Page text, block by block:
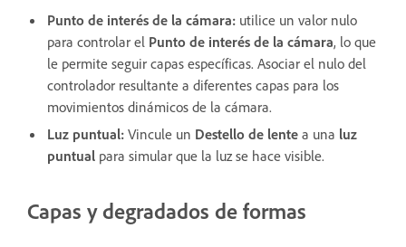
Punto de interés de la cámara: utilice un valor nulo
para controlar el Punto de interés de la cámara, lo que
le permite seguir capas específicas. Asociar el nulo del
controlador resultante a diferentes capas para los
movimientos dinámicos de la cámara.
Luz puntual: Vincule un Destello de lente a una luz
puntual para simular que la luz se hace visible.
Capas y degradados de formas